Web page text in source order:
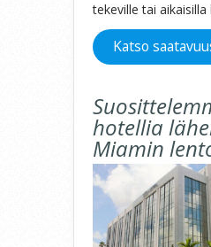
tekeville tai aikaisilla
Katso
hotellia
Miamin